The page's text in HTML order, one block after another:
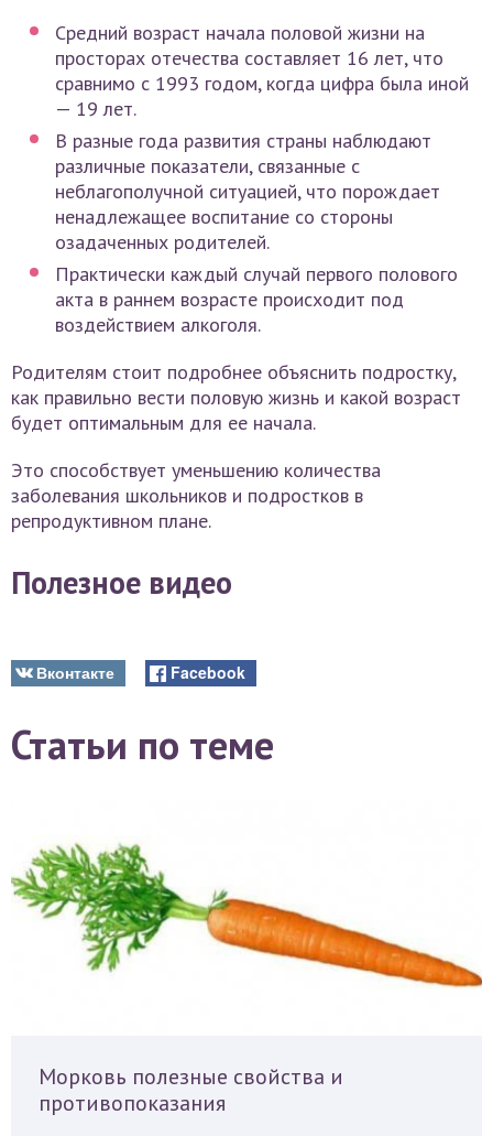
Средний возраст начала половой жизни на
просторах отечества составляет 16 лет, что
сравнимо с 1993 годом, когда цифра была иной
— 19 лет.
В разные года развития страны наблюдают
различные показатели, связанные с
неблагополучной ситуацией, что порождает
ненадлежащее воспитание со стороны
озадаченных родителей.
Практически каждый случай первого полового
акта в раннем возрасте происходит под
воздействием алкоголя.
Родителям стоит подробнее объяснить подростку,
как правильно вести половую жизнь и какой возраст
будет оптимальным для ее начала.
Это способствует уменьшению количества
заболевания школьников и подростков в
репродуктивном плане.
Полезное видео
Вконтакте Facebook
Статьи по теме
Морковь полезные свойства и
противопоказания